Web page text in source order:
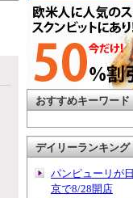
おすすめキーワード
デイリーランキング
パンピューリが
京で8/28開店